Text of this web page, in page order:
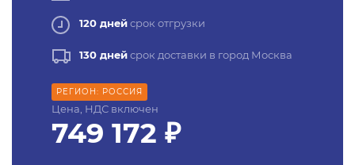
120 днейсрок отгрузки
130 днейсрок доставки в город Москва
РЕГИОН: РОССИЯ
Цена, НДС включен
749 172 ₽